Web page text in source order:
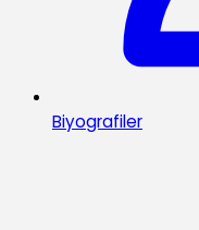
Biyografiler